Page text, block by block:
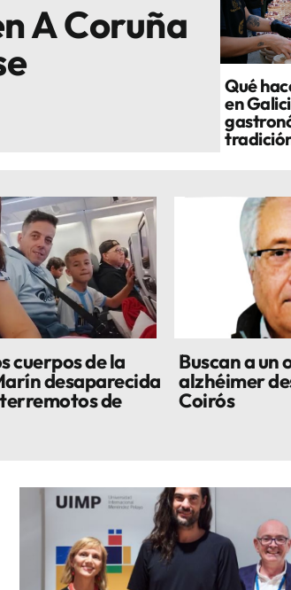
A Coruña
Qué
en
cuerpos de la
desaparecida
de
Buscan a un
alzhéimer
Coirós